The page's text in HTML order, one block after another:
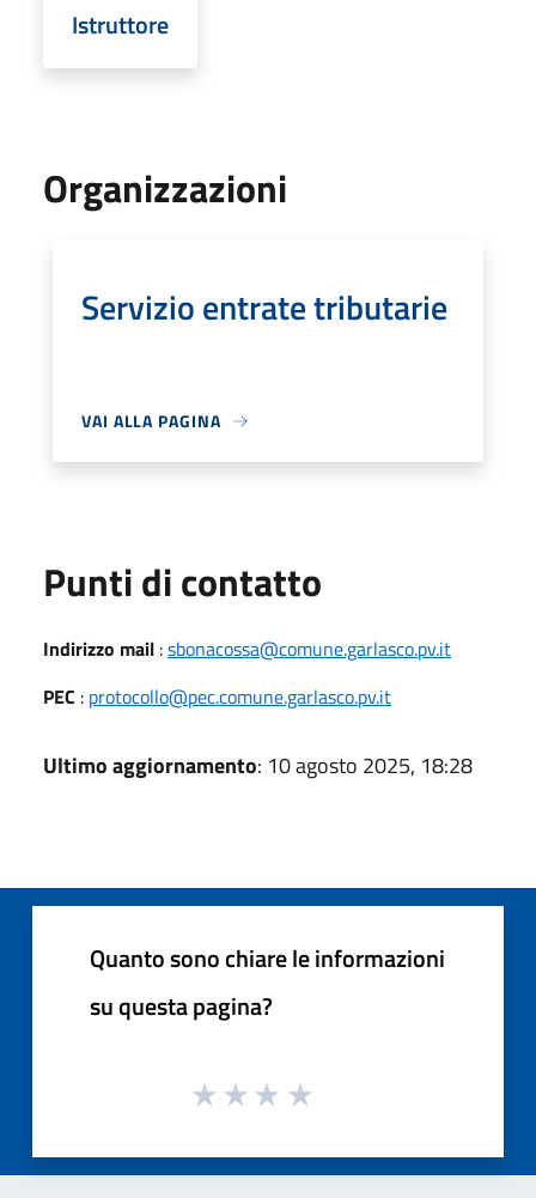
Istruttore
Organizzazioni
Servizio entrate tributarie
VAI ALLA PAGINA
Punti di contatto
Indirizzo mail :sbonacossa@comune.garlasco.pv.it
PEC : protocollo@pec.comune.garlasco.pv.it
Ultimo aggiornamento: 10 agosto 2025, 18:28
Quanto sono chiare le informazioni
su questa pagina?